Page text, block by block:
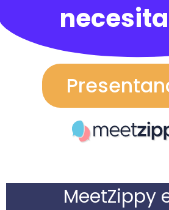
MeetZippy